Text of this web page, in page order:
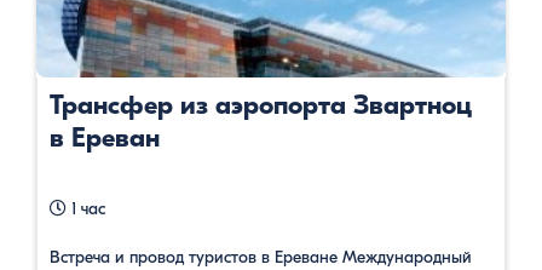
Трансфер из аэропорта Звартноц
в Ереван
1 час
Встреча и провод туристов в Ереване Международный